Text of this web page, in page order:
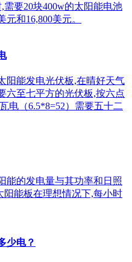
需要20块400w的太阳能电池
和16,800美元。
阳能发电光伏板,在晴好天气
六至七平方的光伏板,按六点
电（6.5*8=52）需要五十二
能的发电量与其功率和日照
阳能板在理想情况下,每小时
少电？